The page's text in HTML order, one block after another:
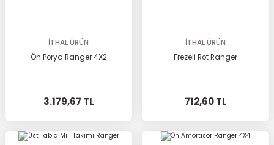
İTHAL ÜRÜN
Ön Porya Ranger 4X2
3.179,67 TL
İTHAL ÜRÜN
Frezeli Rot Ranger
712,60 TL